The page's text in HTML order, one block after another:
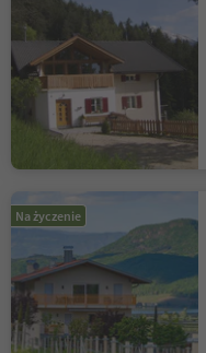
Na życzenie